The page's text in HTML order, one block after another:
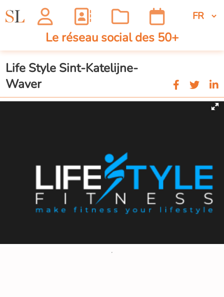
Le réseau social des 50+
Life Style Sint-Katelijne-
Waver